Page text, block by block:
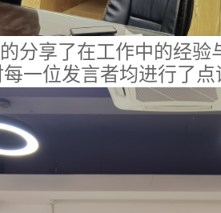
分享了在工作中的经
一位发言者均进行了点